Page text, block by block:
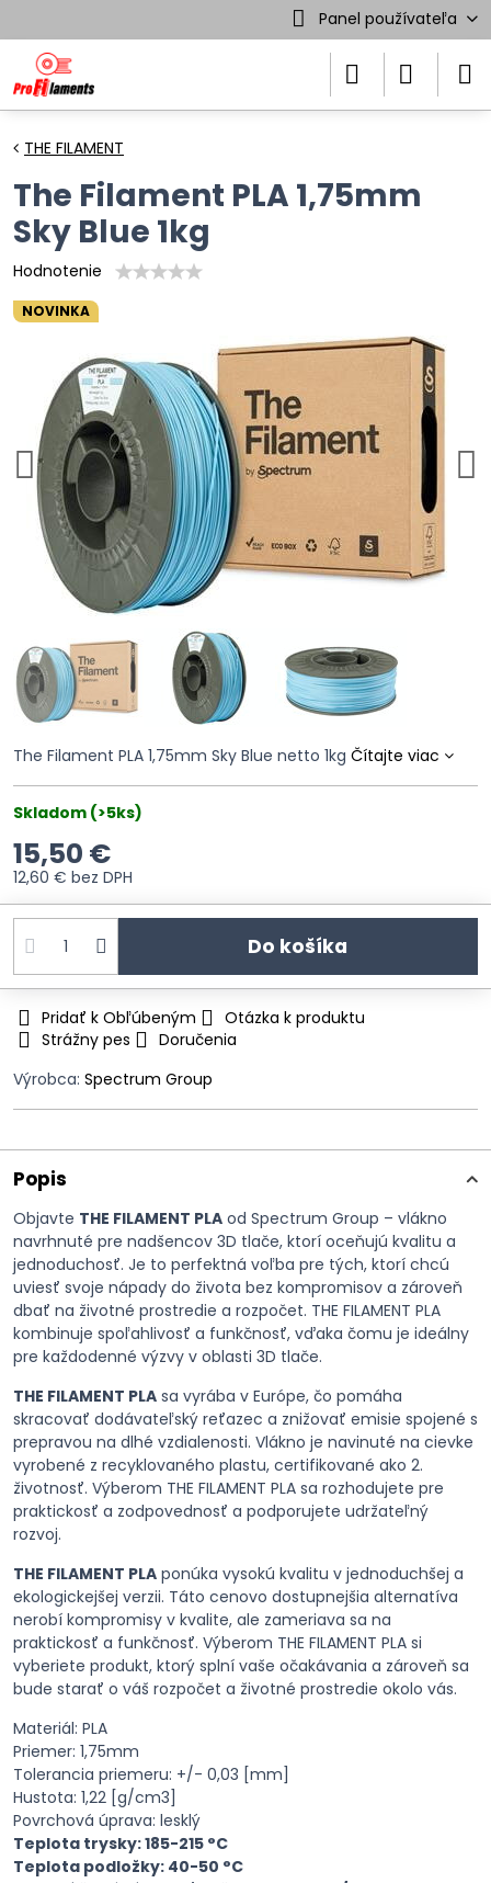
Panel používateľa
NOVINKA
THE FILAMENT
The Filament PLA 1,75mm
Sky Blue 1kg
Hodnotenie
The Filament PLA 1,75mm Sky Blue netto 1kg Čítajte viac
Skladom (>5ks)
15,50 €
12,60 € bez DPH
Do košíka
Pridať k Obľúbeným
Otázka k produktu
Strážny pes
Doručenia
Výrobca: Spectrum Group
Popis
Objavte THE FILAMENT PLA od Spectrum Group – vlákno
navrhnuté pre nadšencov 3D tlače, ktorí oceňujú kvalitu a
jednoduchosť. Je to perfektná voľba pre tých, ktorí chcú
uviesť svoje nápady do života bez kompromisov a zároveň
dbať na životné prostredie a rozpočet. THE FILAMENT PLA
kombinuje spoľahlivosť a funkčnosť, vďaka čomu je ideálny
pre každodenné výzvy v oblasti 3D tlače.
THE FILAMENT PLA sa vyrába v Európe, čo pomáha
skracovať dodávateľský reťazec a znižovať emisie spojené s
prepravou na dlhé vzdialenosti. Vlákno je navinuté na cievke
vyrobené z recyklovaného plastu, certifikované ako 2.
životnosť. Výberom THE FILAMENT PLA sa rozhodujete pre
praktickosť a zodpovednosť a podporujete udržateľný
rozvoj.
THE FILAMENT PLA ponúka vysokú kvalitu v jednoduchšej a
ekologickejšej verzii. Táto cenovo dostupnejšia alternatíva
nerobí kompromisy v kvalite, ale zameriava sa na
praktickosť a funkčnosť. Výberom THE FILAMENT PLA si
vyberiete produkt, ktorý splní vaše očakávania a zároveň sa
bude starať o váš rozpočet a životné prostredie okolo vás.
Materiál: PLA
Priemer: 1,75mm
Tolerancia priemeru: +/- 0,03 [mm]
Hustota: 1,22 [g/cm3]
Povrchová úprava: lesklý
Teplota trysky: 185-215 °C
Teplota podložky: 40-50 °C